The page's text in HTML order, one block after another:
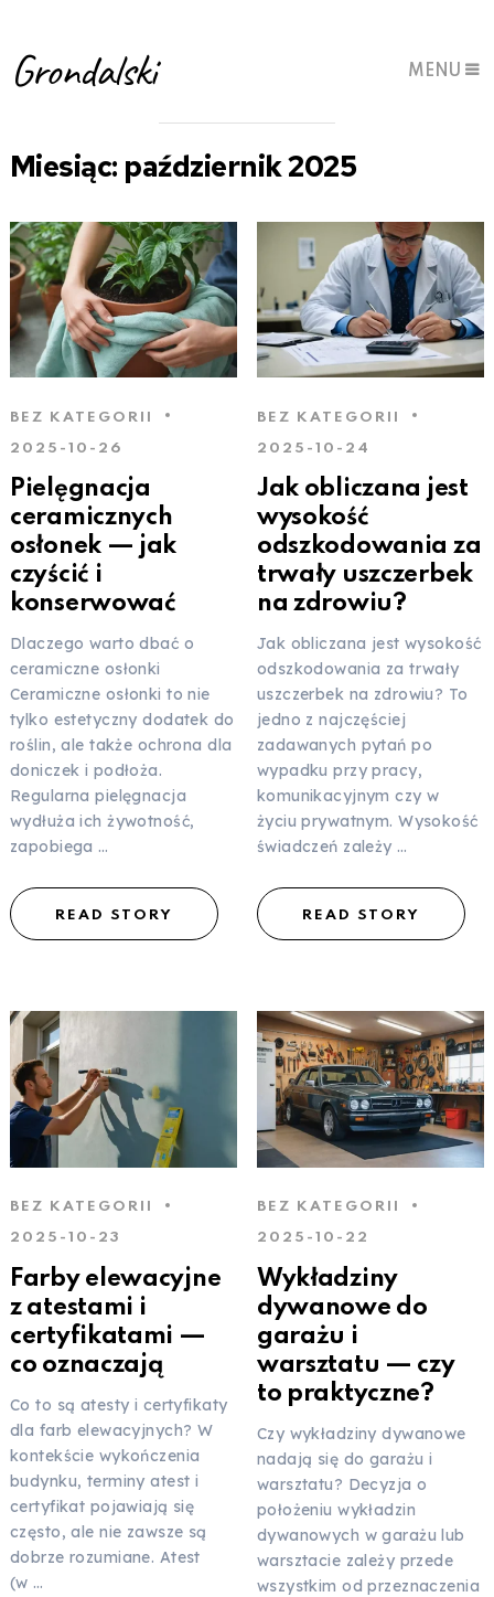
Grondalski MENU
Miesiąc: październik 2025
BEZ KATEGORII
2025-10-26
Pielęgnacja
ceramicznych
osłonek — jak
czyścić i
konserwować
Dlaczego warto dbać o
ceramiczne osłonki
Ceramiczne osłonki to nie
tylko estetyczny dodatek do
roślin, ale także ochrona dla
doniczek i podłoża.
Regularna pielęgnacja
wydłuża ich żywotność,
zapobiega …
READ STORY
BEZ KATEGORII
2025-10-24
Jak obliczana jest
wysokość
odszkodowania za
trwały uszczerbek
na zdrowiu?
Jak obliczana jest wysokość
odszkodowania za trwały
uszczerbek na zdrowiu? To
jedno z najczęściej
zadawanych pytań po
wypadku przy pracy,
komunikacyjnym czy w
życiu prywatnym. Wysokość
świadczeń zależy …
READ STORY
BEZ KATEGORII
2025-10-23
Farby elewacyjne
z atestami i
certyfikatami —
co oznaczają
Co to są atesty i certyfikaty
dla farb elewacyjnych? W
kontekście wykończenia
budynku, terminy atest i
certyfikat pojawiają się
często, ale nie zawsze są
dobrze rozumiane. Atest
(w …
BEZ KATEGORII
2025-10-22
Wykładziny
dywanowe do
garażu i
warsztatu — czy
to praktyczne?
Czy wykładziny dywanowe
nadają się do garażu i
warsztatu? Decyzja o
położeniu wykładzin
dywanowych w garażu lub
warsztacie zależy przede
wszystkim od przeznaczenia